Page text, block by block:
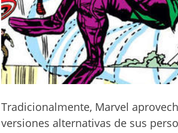
Tradicionalmente, Marvel
versiones alternativas de sus